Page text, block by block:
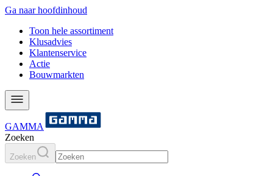
Ga naar hoofdinhoud
Toon hele assortiment
Klusadvies
Klantenservice
Actie
Bouwmarkten
GAMMA
Zoeken
Zoeken